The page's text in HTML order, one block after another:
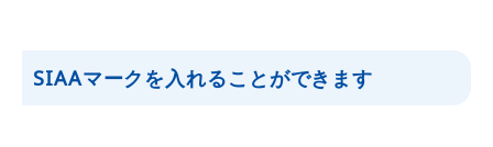
SIAAマークを入れることができます